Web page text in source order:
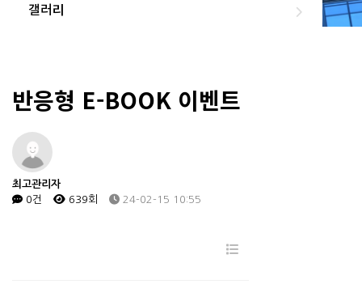
갤러리
반응형 E-BOOK 이벤트
최고관리자
0건
639회 24-02-15 10:55